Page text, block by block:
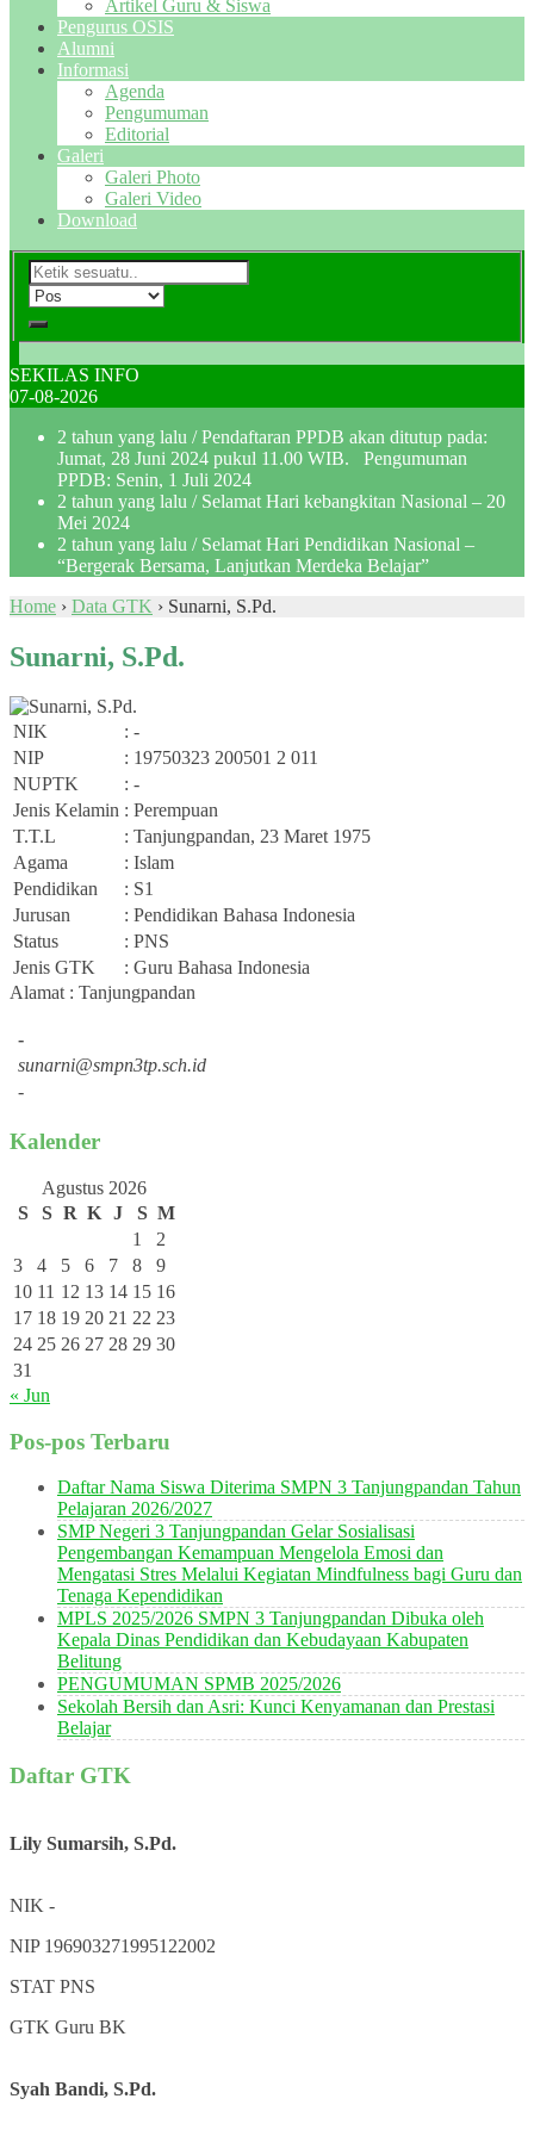
Artikel Guru & Siswa
Pengurus OSIS
Alumni
Informasi
Agenda
Pengumuman
Editorial
Galeri
Galeri Photo
Galeri Video
Download
SEKILAS INFO
07-08-2026
2 tahun yang lalu / Pendaftaran PPDB akan ditutup pada:
Jumat, 28 Juni 2024 pukul 11.00 WIB. Pengumuman
PPDB: Senin, 1 Juli 2024
2 tahun yang lalu / Selamat Hari kebangkitan Nasional – 20
Mei 2024
2 tahun yang lalu / Selamat Hari Pendidikan Nasional –
“Bergerak Bersama, Lanjutkan Merdeka Belajar”
Home › Data GTK › Sunarni, S.Pd.
Sunarni, S.Pd.
NIK
: -
NIP
: 19750323 200501 2 011
NUPTK
: -
Jenis Kelamin : Perempuan
T.T.L
: Tanjungpandan, 23 Maret 1975
Agama
: Islam
Pendidikan
: S1
Jurusan
: Pendidikan Bahasa Indonesia
Status
: PNS
Jenis GTK
: Guru Bahasa Indonesia
Alamat : Tanjungpandan
-
sunarni@smpn3tp.sch.id
-
Kalender
Agustus 2026
S
S R K J S M
1
2
3
4 5 6 7 8
9
10 11 12 13 14 15 16
17 18 19 20 21 22 23
24 25 26 27 28 29 30
31
« Jun
Pos-pos Terbaru
Daftar Nama Siswa Diterima SMPN 3 Tanjungpandan Tahun
Pelajaran 2026/2027
SMP Negeri 3 Tanjungpandan Gelar Sosialisasi
Pengembangan Kemampuan Mengelola Emosi dan
Mengatasi Stres Melalui Kegiatan Mindfulness bagi Guru dan
Tenaga Kependidikan
MPLS 2025/2026 SMPN 3 Tanjungpandan Dibuka oleh
Kepala Dinas Pendidikan dan Kebudayaan Kabupaten
Belitung
PENGUMUMAN SPMB 2025/2026
Sekolah Bersih dan Asri: Kunci Kenyamanan dan Prestasi
Belajar
Daftar GTK
Lily Sumarsih, S.Pd.
NIK -
NIP 196903271995122002
STAT PNS
GTK Guru BK
Syah Bandi, S.Pd.